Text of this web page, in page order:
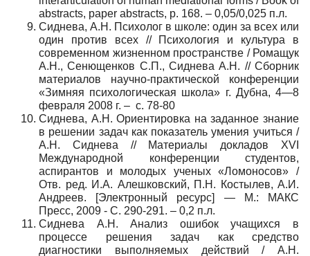
abstracts, paper abstracts, p. 168. – 0,05/0,025 п.л.
Сиднева, А.Н. Психолог в школе: один за всех или
один против всех // Психология и культура в
современном жизненном пространстве / Ромащук
А.Н., Сенющенков С.П., Сиднева А.Н. // Сборник
материалов научно-практической конференции
«Зимняя психологическая школа» г. Дубна, 4—8
февраля 2008 г. – с. 78-80
Сиднева, А.Н. Ориентировка на заданное знание
в решении задач как показатель умения учиться /
А.Н. Сиднева // Материалы докладов XVI
Международной конференции студентов,
аспирантов и молодых ученых «Ломоносов» /
Отв. ред. И.А. Алешковский, П.Н. Костылев, А.И.
Андреев. [Электронный ресурс] — М.: МАКС
Пресс, 2009 - С. 290-291. – 0,2 п.л.
Сиднева А.Н. Анализ ошибок учащихся в
процессе решения задач как средство
диагностики выполняемых действий / А.Н.